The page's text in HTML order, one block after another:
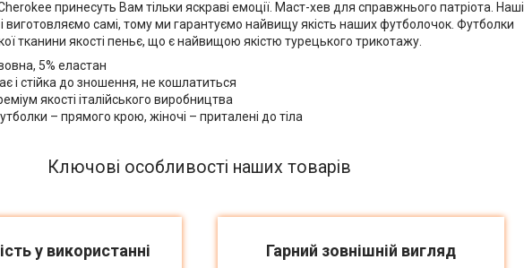
принесуть Вам тільки яскраві емоції. Маст-хев для справжнього патріота. Наші
самі, тому ми гарантуємо найвищу якість наших футболочок. Футболки
тканини якості пеньє, що є найвищою якістю турецького трикотажу.
5% еластан
і стійка до зношення, не кошлатиться
якості італійського виробництва
– прямого крою, жіночі – приталені до тіла
Ключові особливості наших товарів
у використанні Гарний зовнішній вигляд